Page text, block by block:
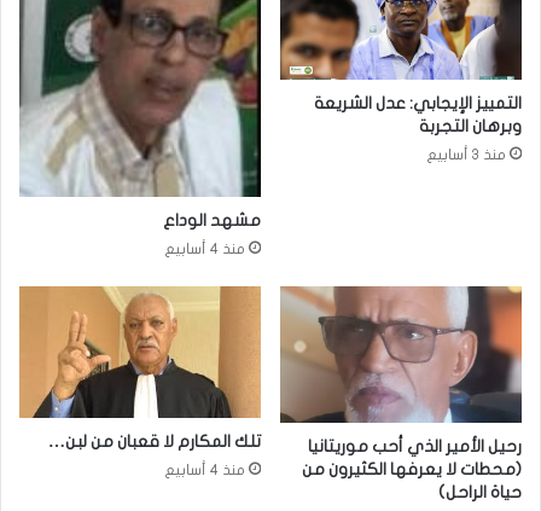
التمييز الإيجابي: عدل الشريعة
وبرهان التجربة
منذ 3 أسابيع
مشهد الوداع
منذ 4 أسابيع
رحيل الأمير الذي أحب موريتانيا
(محطات لا يعرفها الكثيرون من
حياة الراحل)
تلك المكارم لا قعبان من لبن…
منذ 4 أسابيع